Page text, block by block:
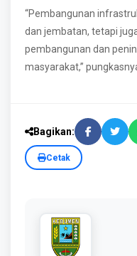
“Pembangunan
dan jembatan, tetapi
pembangunan dan
masyarakat,”
Bagikan:
Cetak